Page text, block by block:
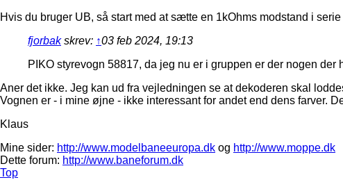
Hvis du bruger UB, så start med at sætte en 1kOhms modstand i
fjorbakskrev: ↑03 feb 2024, 19:13
PIKO styrevogn 58817, da jeg nu er i gruppen er der nogen
Aner det ikke. Jeg kan ud fra vejledningen se at dekoderen skal
Vognen er - i mine øjne - ikke interessant for andet end dens farver.
Klaus
Mine sider: http://www.modelbaneeuropa.dk og http://www.moppe.dk
Dette forum: http://www.baneforum.dk
Top